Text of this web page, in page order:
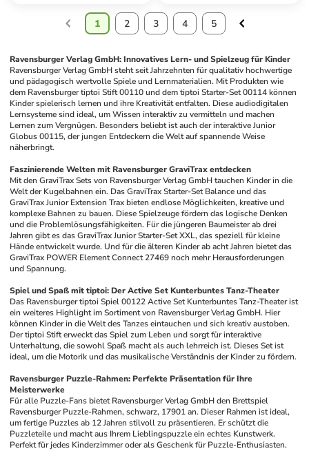
1 2 3 4 5
Ravensburger Verlag GmbH: Innovatives Lern- und Spielzeug für Kinder
Ravensburger Verlag GmbH steht seit Jahrzehnten für qualitativ hochwertige
und pädagogisch wertvolle Spiele und Lernmaterialien. Mit Produkten wie
dem Ravensburger tiptoi Stift 00110 und dem tiptoi Starter-Set 00114 können
Kinder spielerisch lernen und ihre Kreativität entfalten. Diese audiodigitalen
Lernsysteme sind ideal, um Wissen interaktiv zu vermitteln und machen
Lernen zum Vergnügen. Besonders beliebt ist auch der interaktive Junior
Globus 00115, der jungen Entdeckern die Welt auf spannende Weise
näherbringt.
Faszinierende Welten mit Ravensburger GraviTrax entdecken
Mit den GraviTrax Sets von Ravensburger Verlag GmbH tauchen Kinder in die
Welt der Kugelbahnen ein. Das GraviTrax Starter-Set Balance und das
GraviTrax Junior Extension Trax bieten endlose Möglichkeiten, kreative und
komplexe Bahnen zu bauen. Diese Spielzeuge fördern das logische Denken
und die Problemlösungsfähigkeiten. Für die jüngeren Baumeister ab drei
Jahren gibt es das GraviTrax Junior Starter-Set XXL, das speziell für kleine
Hände entwickelt wurde. Und für die älteren Kinder ab acht Jahren bietet das
GraviTrax POWER Element Connect 27469 noch mehr Herausforderungen
und Spannung.
Spiel und Spaß mit tiptoi: Der Active Set Kunterbuntes Tanz-Theater
Das Ravensburger tiptoi Spiel 00122 Active Set Kunterbuntes Tanz-Theater ist
ein weiteres Highlight im Sortiment von Ravensburger Verlag GmbH. Hier
können Kinder in die Welt des Tanzes eintauchen und sich kreativ austoben.
Der tiptoi Stift erweckt das Spiel zum Leben und sorgt für interaktive
Unterhaltung, die sowohl Spaß macht als auch lehrreich ist. Dieses Set ist
ideal, um die Motorik und das musikalische Verständnis der Kinder zu fördern.
Ravensburger Puzzle-Rahmen: Perfekte Präsentation für Ihre
Meisterwerke
Für alle Puzzle-Fans bietet Ravensburger Verlag GmbH den Brettspiel
Ravensburger Puzzle-Rahmen, schwarz, 17901 an. Dieser Rahmen ist ideal,
um fertige Puzzles ab 12 Jahren stilvoll zu präsentieren. Er schützt die
Puzzleteile und macht aus Ihrem Lieblingspuzzle ein echtes Kunstwerk.
Perfekt für jedes Kinderzimmer oder als Geschenk für Puzzle-Enthusiasten.